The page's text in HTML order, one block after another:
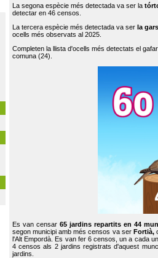
La segona espècie més detectada va ser la
detectar en 46 censos.
La tercera espècie més detectada va ser la
ocells més observats al 2025.
Completen la llista d'ocells més detectats el
comuna (24).
Es van censar65 jardins repartits en 44
segon municipi amb més censos va ser Fortià,
l'Alt Empordà. Es van fer 6 censos, un a cada
4 censos als 2 jardins registrats d'aquest
jardins.